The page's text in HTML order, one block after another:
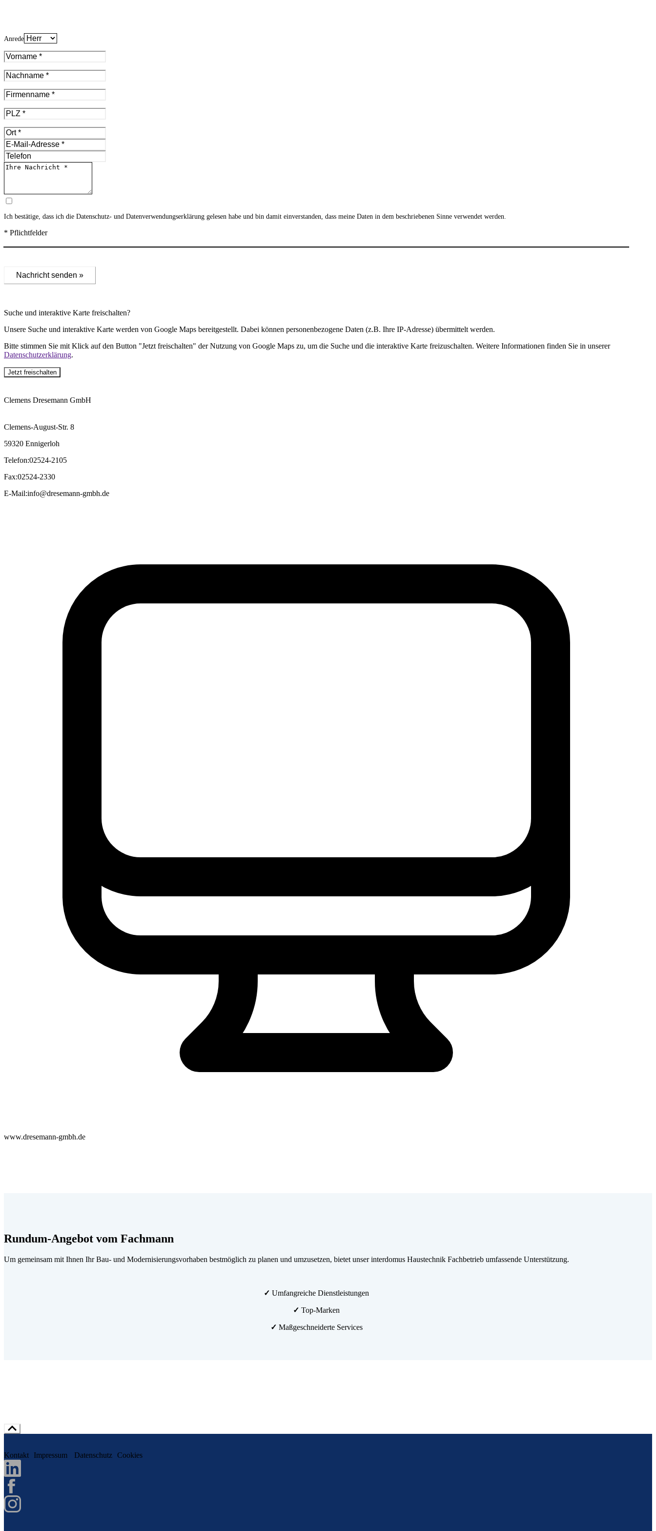
Anrede
Ich bestätige, dass ich die Datenschutz- und Datenverwendungserklärung gelesen habe und bin damit einverstanden, dass meine Daten in dem beschriebenen Sinne verwendet werden.
* Pflichtfelder
Nachricht senden »
Suche und interaktive Karte freischalten?
Unsere Suche und interaktive Karte werden von Google Maps bereitgestellt. Dabei können personenbezogene Daten (z.B. Ihre IP-Adresse) übermittelt werden.
Bitte stimmen Sie mit Klick auf den Button "Jetzt freischalten" der Nutzung von Google Maps zu, um die Suche und die interaktive Karte freizuschalten. Weitere Informationen finden Sie in unserer
Datenschutzerklärung.
Jetzt freischalten
Clemens Dresemann GmbH
Clemens-August-Str. 8
59320 Ennigerloh
Telefon:02524-2105
Fax:02524-2330
E-Mail:info@dresemann-gmbh.de
www.dresemann-gmbh.de
Rundum-Angebot vom Fachmann
Um gemeinsam mit Ihnen Ihr Bau- und Modernisierungsvorhaben bestmöglich zu planen und umzusetzen, bietet unser interdomus Haustechnik Fachbetrieb umfassende Unterstützung.
✓ Umfangreiche Dienstleistungen
✓ Top-Marken
✓ Maßgeschneiderte Services
Kontakt Impressum Datenschutz Cookies